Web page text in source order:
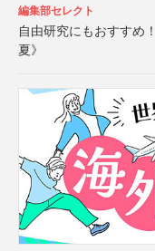
編集部セレクト
自由研究にもおすすめ
夏》